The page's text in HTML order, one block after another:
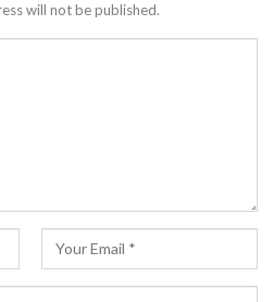
will not be published.